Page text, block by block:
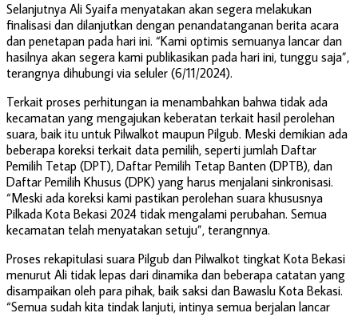
Selanjutnya Ali Syaifa menyatakan akan segera melakukan
finalisasi dan dilanjutkan dengan penandatanganan berita acara
dan penetapan pada hari ini. “Kami optimis semuanya lancar dan
hasilnya akan segera kami publikasikan pada hari ini, tunggu saja”,
terangnya dihubungi via seluler (6/11/2024).
Terkait proses perhitungan ia menambahkan bahwa tidak ada
kecamatan yang mengajukan keberatan terkait hasil perolehan
suara, baik itu untuk Pilwalkot maupun Pilgub. Meski demikian ada
beberapa koreksi terkait data pemilih, seperti jumlah Daftar
Pemilih Tetap (DPT), Daftar Pemilih Tetap Banten (DPTB), dan
Daftar Pemilih Khusus (DPK) yang harus menjalani sinkronisasi.
“Meski ada koreksi kami pastikan perolehan suara khususnya
Pilkada Kota Bekasi 2024 tidak mengalami perubahan. Semua
kecamatan telah menyatakan setuju”, terangnnya.
Proses rekapitulasi suara Pilgub dan Pilwalkot tingkat Kota Bekasi
menurut Ali tidak lepas dari dinamika dan beberapa catatan yang
disampaikan oleh para pihak, baik saksi dan Bawaslu Kota Bekasi.
“Semua sudah kita tindak lanjuti, intinya semua berjalan lancar